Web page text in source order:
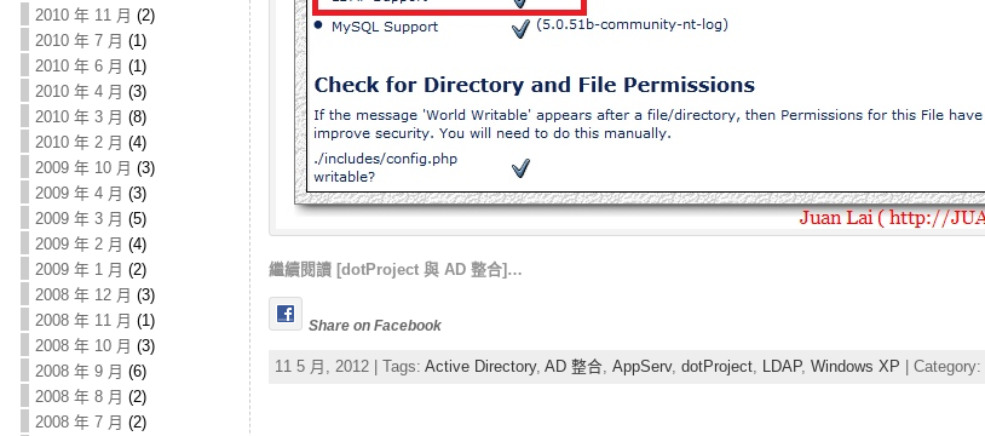
2010 年 11 月 (2)
2010 年 7 月 (1)
2010 年 6 月 (1)
2010 年 4 月 (3)
2010 年 3 月 (8)
2010 年 2 月 (4)
2009 年 10 月 (3)
2009 年 4 月 (3)
2009 年 3 月 (5)
2009 年 2 月 (4)
2009 年 1 月 (2)
2008 年 12 月 (3)
2008 年 11 月 (1)
2008 年 10 月 (3)
2008 年 9 月 (6)
2008 年 8 月 (2)
2008 年 7 月 (2)
繼續閱讀 [dotProject 與 AD 整合]…
Share on Facebook
11 5 月, 2012 | Tags: Active Directory, AD 整合, AppServ, dotProject, LDAP, Windows XP | Category: